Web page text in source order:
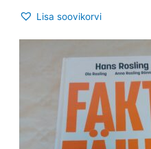
Lisa soovikorvi